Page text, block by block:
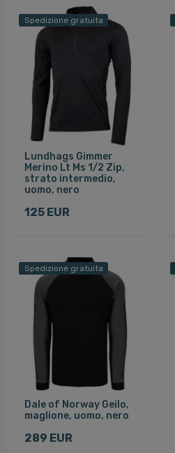
Spedizione gratuita
Lundhags Gimmer
Merino Lt Ms 1/2 Zip,
strato intermedio,
uomo, nero
125 EUR
Spedizione gratuita
Dale of Norway Geilo,
maglione, uomo, nero
289 EUR